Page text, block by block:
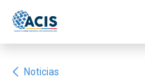
Noticias